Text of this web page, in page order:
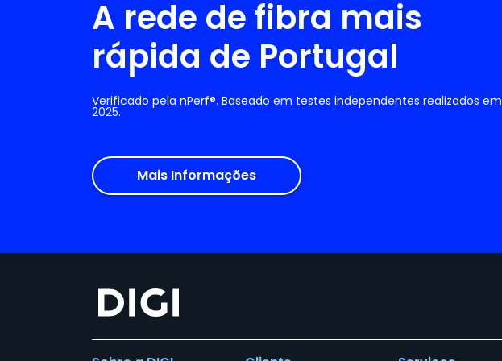
A rede de fibra mais
rápida de Portugal
Verificado pela nPerf®. Baseado em testes independentes realizados em
2025.
Mais Informações